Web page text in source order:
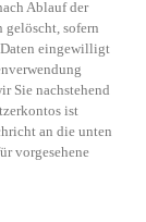
Ablauf der
gelöscht, sofern
eingewilligt
Sie nachstehend
ist
an die unten
vorgesehene